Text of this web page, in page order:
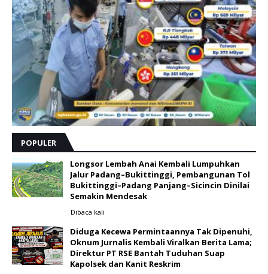
POPULER
Longsor Lembah Anai Kembali Lumpuhkan
Jalur Padang–Bukittinggi, Pembangunan Tol
Bukittinggi–Padang Panjang–Sicincin Dinilai
Semakin Mendesak
Dibaca kali
Diduga Kecewa Permintaannya Tak Dipenuhi,
Oknum Jurnalis Kembali Viralkan Berita Lama;
Direktur PT RSE Bantah Tuduhan Suap
Kapolsek dan Kanit Reskrim